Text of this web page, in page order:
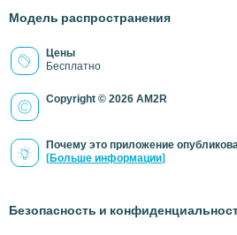
Модель распространения
Цены
Бесплатно
Copyright © 2026 AM2R
Почему это приложение
(Больше информации)
Безопасность и